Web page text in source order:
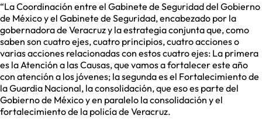
“La Coordinación entre el Gabinete de Seguridad del Gobierno
de México y el Gabinete de Seguridad, encabezado por la
gobernadora de Veracruz y la estrategia conjunta que, como
saben son cuatro ejes, cuatro principios, cuatro acciones o
varias acciones relacionadas con estos cuatro ejes: La primera
es la Atención a las Causas, que vamos a fortalecer este año
con atención a los jóvenes; la segunda es el Fortalecimiento de
la Guardia Nacional, la consolidación, que eso es parte del
Gobierno de México y en paralelo la consolidación y el
fortalecimiento de la policía de Veracruz.